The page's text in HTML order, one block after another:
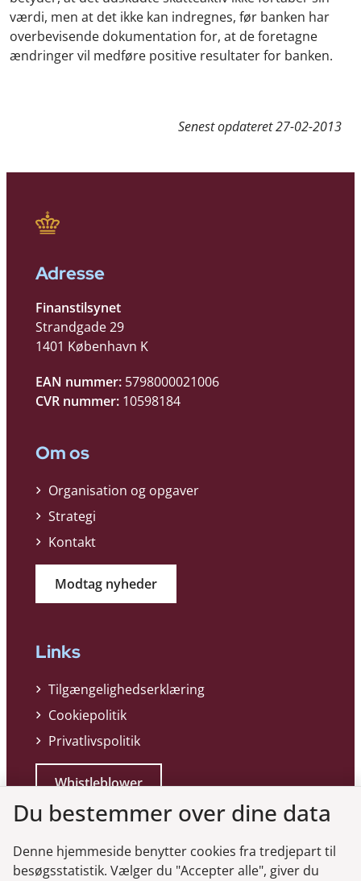
værdi, men at det ikke kan indregnes, før banken har
overbevisende dokumentation for, at de foretagne
ændringer vil medføre positive resultater for banken.
Senest opdateret27-02-2013
Adresse
Finanstilsynet
Strandgade 29
1401 København K
EAN nummer: 5798000021006
CVR nummer: 10598184
Om os
Organisation og opgaver
Strategi
Kontakt
Modtag nyheder
Links
Tilgængelighedserklæring
Cookiepolitik
Privatlivspolitik
Whistleblower
Du bestemmer over dine data
Denne hjemmeside benytter cookies fra tredjepart til
besøgsstatistik. Vælger du "Accepter alle", giver du